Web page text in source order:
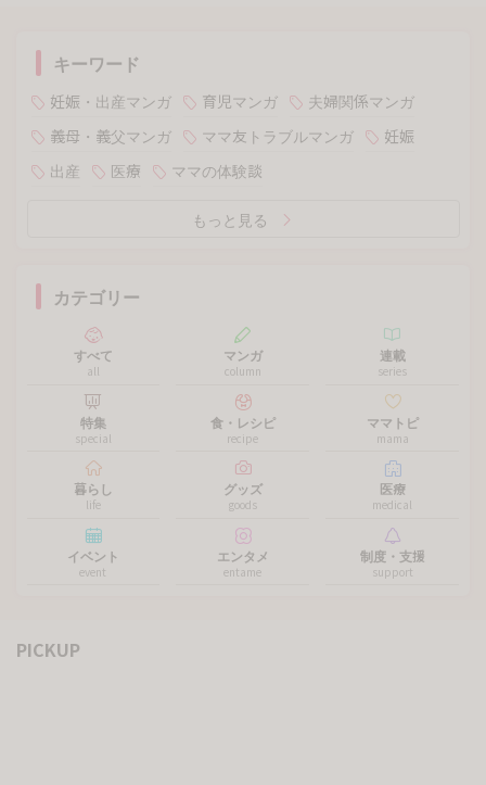
キーワード
妊娠・出産マンガ 育児マンガ
夫婦関係マンガ
義母・義父マンガ
ママ友トラブルマンガ
妊娠
出産
医療 ママの体験談
もっと見る
カテゴリー
すべて
all
マンガ
column
連載
series
特集
special
食・レシピ
recipe
ママトピ
mama
暮らし
life
グッズ
goods
医療
medical
イベント
event
エンタメ
entame
制度・支援
support
PICKUP